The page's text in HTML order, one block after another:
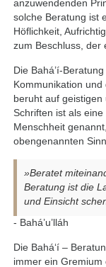
anzuwendenden
solche Beratung ist
Höflichkeit,
zum Beschluss, der
Die Bahá’í-
Kommunikation
beruht auf geistigen
Schriften ist als
Menschheit
obengenannten
»Beratet
Beratung ist die
und Einsicht
- Bahá’u’lláh
Die Bahá‘í –
immer ein